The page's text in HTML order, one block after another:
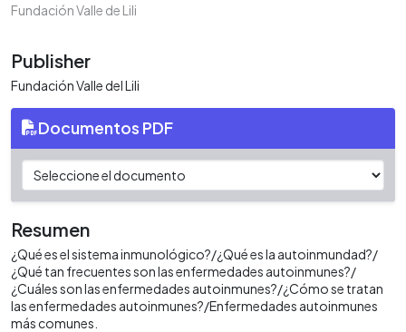
Fundación Valle de Lili
Publisher
Fundación Valle del Lili
Documentos PDF
Resumen
¿Qué es el sistema inmunológico?/¿Qué es la autoinmundad?/
¿Qué tan frecuentes son las enfermedades autoinmunes?/
¿Cuáles son las enfermedades autoinmunes?/¿Cómo se tratan
las enfermedades autoinmunes?/Enfermedades autoinmunes
más comunes.